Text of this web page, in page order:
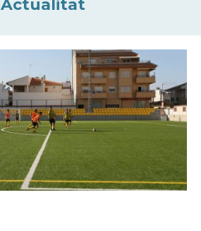
Actualitat